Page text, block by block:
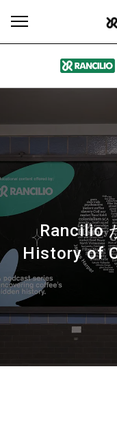
Rancilio
History of
て
製品
情報
Our brands
グループ